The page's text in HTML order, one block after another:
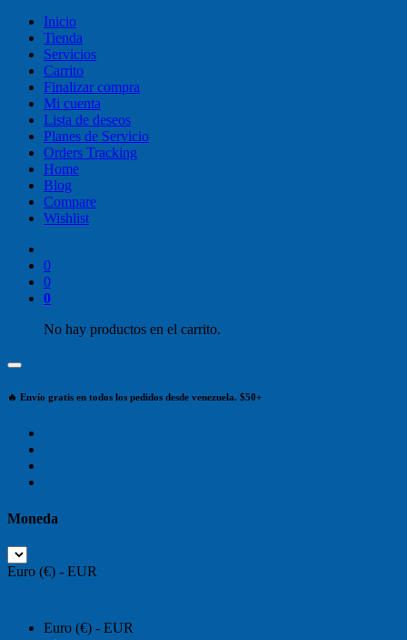
Inicio
Tienda
Servicios
Carrito
Finalizar compra
Mi cuenta
Lista de deseos
Planes de Servicio
Orders Tracking
Home
Blog
Compare
Wishlist
0
0
0
No hay productos en el carrito.
🔥 Envío gratis en todos los pedidos desde venezuela. $50+
Moneda
Euro (€) - EUR
Euro (€) - EUR